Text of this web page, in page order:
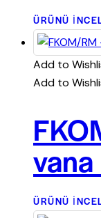
ÜRÜNÜ
Add to
Add to
ÜRÜNÜ